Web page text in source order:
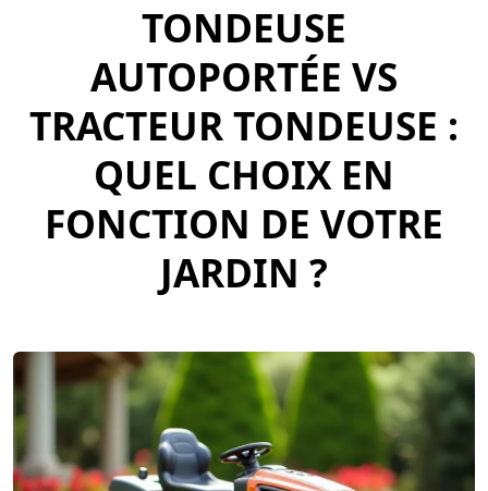
TONDEUSE
AUTOPORTÉE VS
TRACTEUR TONDEUSE :
QUEL CHOIX EN
FONCTION DE VOTRE
JARDIN ?